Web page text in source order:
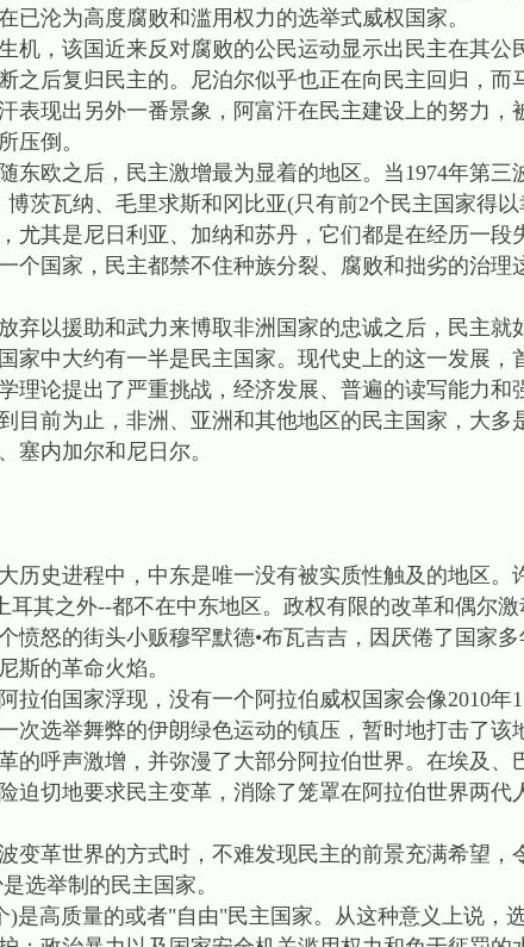
已沦为高度腐败和滥用权力的选举式威权国家。
，该国近来反对腐败的公民运动显示出民主在其公
之后复归民主的。尼泊尔似乎也正在向民主回归，而
表现出另外一番景象，阿富汗在民主建设上的努力，
压倒。
欧之后，民主激增最为显着的地区。当1974年第三
茨瓦纳、毛里求斯和冈比亚(只有前2个民主国家得以
尤其是尼日利亚、加纳和苏丹，它们都是在经历一段
个国家，民主都禁不住种族分裂、腐败和拙劣的治理
以援助和武力来博取非洲国家的忠诚之后，民主就
家中大约有一半是民主国家。现代史上的这一发展，
理论提出了严重挑战，经济发展、普遍的读写能力和
目前为止，非洲、亚洲和其他地区的民主国家，大多
塞内加尔和尼日尔。
史进程中，中东是唯一没有被实质性触及的地区。
耳其之外--都不在中东地区。政权有限的改革和偶尔
愤怒的街头小贩穆罕默德•布瓦吉吉，因厌倦了国家
斯的革命火焰。
伯国家浮现，没有一个阿拉伯威权国家会像2010年
次选举舞弊的伊朗绿色运动的镇压，暂时地打击了该
的呼声激增，并弥漫了大部分阿拉伯世界。在埃及、
迫切地要求民主变革，消除了笼罩在阿拉伯世界两代
变革世界的方式时，不难发现民主的前景充满希望，
举制的民主国家。
高质量的或者"自由"民主国家。从这种意义上说，选